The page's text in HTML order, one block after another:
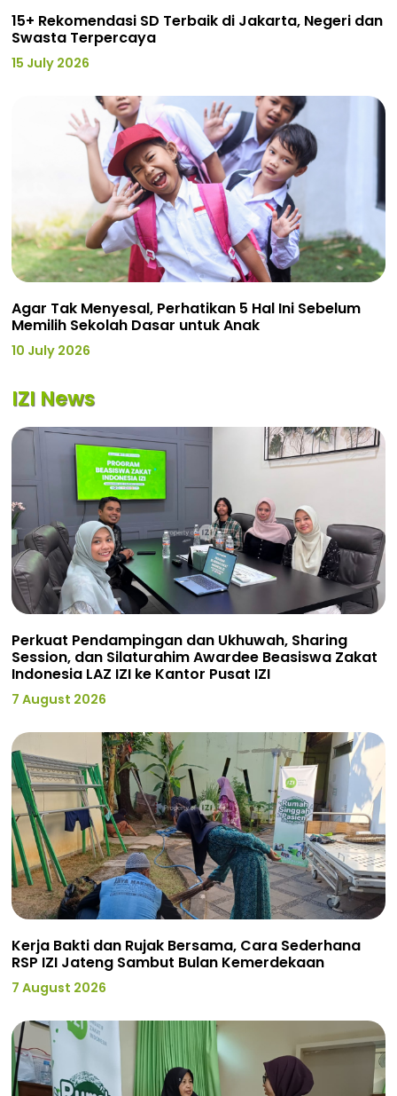
15+ Rekomendasi SD Terbaik di Jakarta, Negeri dan
Swasta Terpercaya
15 July 2026
Agar Tak Menyesal, Perhatikan 5 Hal Ini Sebelum
Memilih Sekolah Dasar untuk Anak
10 July 2026
IZI News
Perkuat Pendampingan dan Ukhuwah, Sharing
Session, dan Silaturahim Awardee Beasiswa Zakat
Indonesia LAZ IZI ke Kantor Pusat IZI
7 August 2026
Kerja Bakti dan Rujak Bersama, Cara Sederhana
RSP IZI Jateng Sambut Bulan Kemerdekaan
7 August 2026